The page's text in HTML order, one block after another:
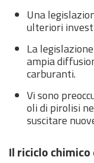
Una
ulteriori
La
ampia
carburanti.
Vi sono
oli di pirolisi
suscitare
Il riciclo